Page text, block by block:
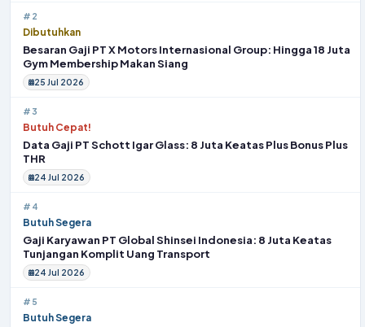
#2
Dibutuhkan
Besaran Gaji PT X Motors Internasional Group: Hingga 18 Juta
Gym Membership Makan Siang
25 Jul 2026
#3
Butuh Cepat!
Data Gaji PT Schott Igar Glass: 8 Juta Keatas Plus Bonus Plus
THR
24 Jul 2026
#4
Butuh Segera
Gaji Karyawan PT Global Shinsei Indonesia: 8 Juta Keatas
Tunjangan Komplit Uang Transport
24 Jul 2026
#5
Butuh Segera